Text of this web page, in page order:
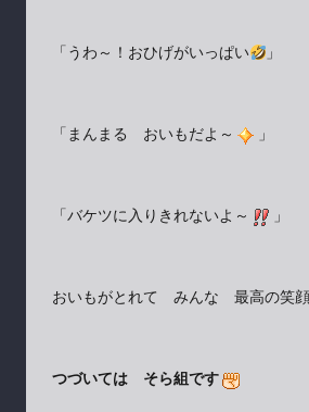
「うわ～！おひげがいっぱい 」
「まんまる おいもだよ～ 」
「バケツに入りきれないよ～ 」
おいもがとれて みんな 最高の笑
つづいては そら組です